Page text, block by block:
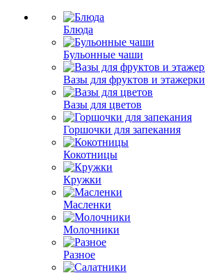
Блюда
Бульонные чаши
Вазы для фруктов и этажерки
Вазы для цветов
Горшочки для запекания
Кокотницы
Кружки
Масленки
Молочники
Разное